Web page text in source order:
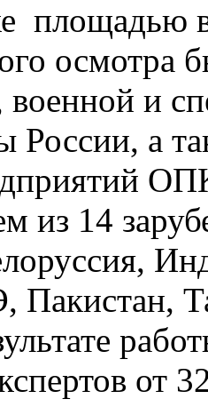
площадью
осмотра
и
а
из 14
Пакистан,
от